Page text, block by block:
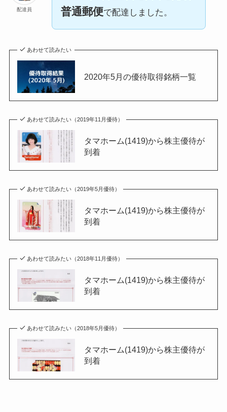
配達員 普通郵便で配達しました。
あわせて読みたい
2020年5月の優待取得銘柄一覧
あわせて読みたい（2019年11月優待）
タマホーム(1419)から株主優待が
到着
あわせて読みたい（2019年5月優待）
タマホーム(1419)から株主優待が
到着
あわせて読みたい（2018年11月優待）
タマホーム(1419)から株主優待が
到着
あわせて読みたい（2018年5月優待）
タマホーム(1419)から株主優待が
到着